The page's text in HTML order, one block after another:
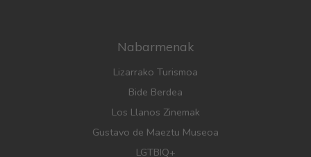
Nabarmenak
Lizarrako Turismoa
Bide Berdea
Los Llanos Zinemak
Gustavo de Maeztu Museoa
LGTBIQ+